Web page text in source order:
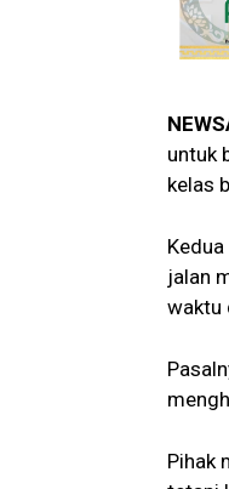
untuk
kelas
jalan
waktu
Pihak